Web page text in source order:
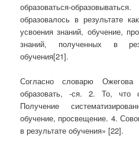
образоваться-
образовалось в результате
усвоения знаний, обучение,
знаний, полученных в
обучения[21].
Согласно словарю
образовать, -ся. 2. То, что
Получение
обучение, просвещение. 4.
в результате обучения» [22].